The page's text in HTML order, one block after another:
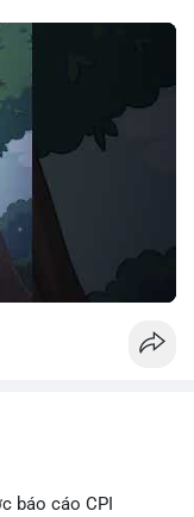
báo cáo CPI